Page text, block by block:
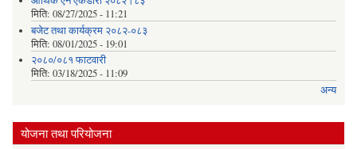
मिति: 08/27/2025 - 11:21
बजेट तथा कार्यक्रम २०८२-०८३
मिति: 08/01/2025 - 19:01
२०८०/०८१ फाटवारी
मिति: 03/18/2025 - 11:09
अन्य
योजना तथा परियोजना